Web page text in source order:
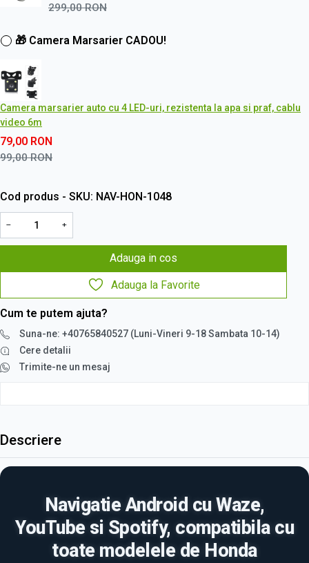
299,00RON
🎁 Camera Marsarier CADOU!
Camera marsarier auto cu 4 LED-uri, rezistenta la apa si praf, cablu
video 6m
79,00 RON
99,00RON
Cod produs - SKU NAV-HON-1048
− +
Adauga in cos
Adauga la Favorite
Cum te putem ajuta?
Suna-ne: +40765840527 (Luni-Vineri 9-18 Sambata 10-14)
Cere detalii
Trimite-ne un mesaj
Descriere
Navigatie Android cu Waze,
YouTube si Spotify, compatibila cu
toate modelele de Honda